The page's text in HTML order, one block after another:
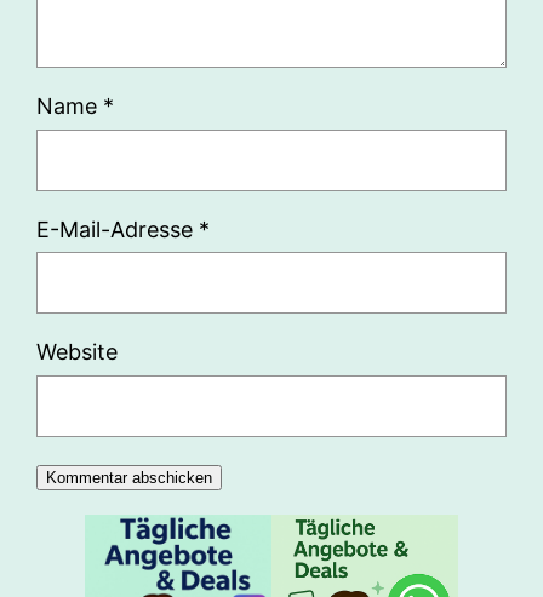
Name *
E-Mail-Adresse *
Website